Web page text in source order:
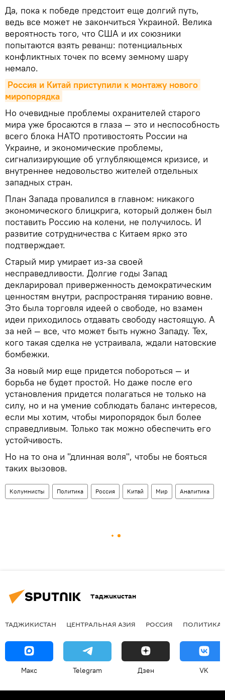
Да, пока к победе предстоит еще долгий путь,
ведь все может не закончиться Украиной. Велика
вероятность того, что США и их союзники
попытаются взять реванш: потенциальных
конфликтных точек по всему земному шару
немало.
Россия и Китай приступили к монтажу нового
миропорядка
Но очевидные проблемы охранителей старого
мира уже бросаются в глаза — это и неспособность
всего блока НАТО противостоять России на
Украине, и экономические проблемы,
сигнализирующие об углубляющемся кризисе, и
внутреннее недовольство жителей отдельных
западных стран.
План Запада провалился в главном: никакого
экономического блицкрига, который должен был
поставить Россию на колени, не получилось. И
развитие сотрудничества с Китаем ярко это
подтверждает.
Старый мир умирает из-за своей
несправедливости. Долгие годы Запад
декларировал приверженность демократическим
ценностям внутри, распространяя тиранию вовне.
Это была торговля идеей о свободе, но взамен
идеи приходилось отдавать свободу настоящую. А
за ней — все, что может быть нужно Западу. Тех,
кого такая сделка не устраивала, ждали натовские
бомбежки.
За новый мир еще придется побороться — и
борьба не будет простой. Но даже после его
установления придется полагаться не только на
силу, но и на умение соблюдать баланс интересов,
если мы хотим, чтобы миропорядок был более
справедливым. Только так можно обеспечить его
устойчивость.
Но на то она и "длинная воля", чтобы не бояться
таких вызовов.
Колумнисты Политика Россия Китай Мир Аналитика
Таджикистан
ТАДЖИКИСТАН ЦЕНТРАЛЬНАЯ АЗИЯ РОССИЯ ПОЛИТИКА
Макс Telegram Дзен VK